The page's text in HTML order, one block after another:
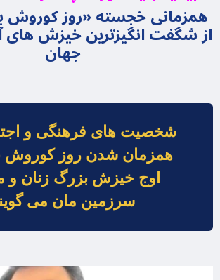
همزمانی خجسته «روز کوروش
از شگفت انگیزترین خیزش های
جهان
شخصیت های فرهنگی و
همزمان شدن روز کوروش
اوج خیزش بزرگ زنان و
سرزمین مان می